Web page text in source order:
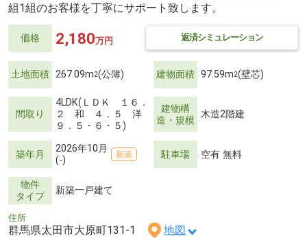
組1組のお客様を丁寧にサポート致します。
価格 返済シミュレーション
2,180万円
土地面積 267.09m2(公簿) 建物面積 97.59m2(壁芯)
間取り
4LDK(ＬＤＫ １６．
２ 和 ４．５ 洋
９．５・６・５)
建物構
造・規模 木造2階建
築年月
2026年10月
(-)
新築 駐車場 空有 無料
物件
タイプ
新築一戸建て
住所
群馬県太田市大原町131-1 地図